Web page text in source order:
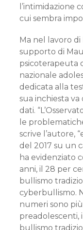
l’intimidazione
cui sembra
Ma nel lavoro di
supporto di
psicoterapeuta
nazionale
dedicata alla
sua inchiesta
dati.
le
scrive l’autore,
del 2017 su un
ha evidenziato
anni, il 28 per
bullismo
cyberbullismo.
numeri sono
preadolescenti,
bullismo